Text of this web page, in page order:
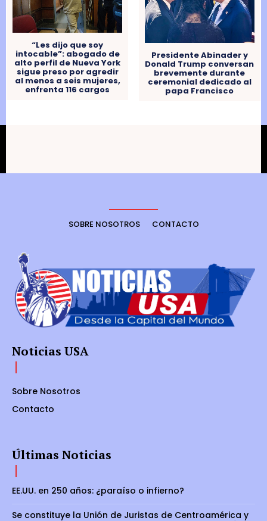
“Les dijo que soy
intocable”: abogado de
alto perfil de Nueva York
sigue preso por agredir
al menos a seis mujeres,
enfrenta 116 cargos
Presidente Abinader y
Donald Trump conversan
brevemente durante
ceremonial dedicado al
papa Francisco
SOBRE NOSOTROS CONTACTO
Noticias USA
Sobre Nosotros
Contacto
Últimas Noticias
EE.UU. en 250 años: ¿paraíso o infierno?
Se constituye la Unión de Juristas de Centroamérica y